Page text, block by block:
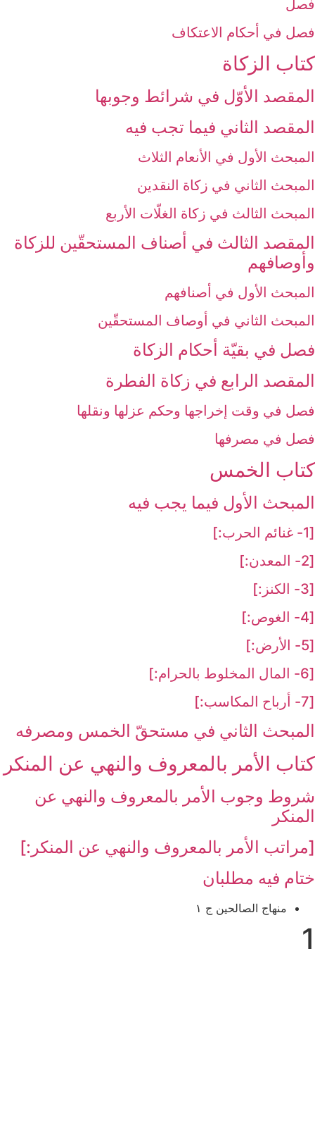
فصل
فصل في أحكام الاعتكاف
كتاب الزكاة
المقصد الأوّل ‏في شرائط وجوبها
المقصد الثاني فيما تجب فيه‏
المبحث الأول في الأنعام الثلاث
المبحث الثاني في زكاة النقدين‏
المبحث الثالث في زكاة الغلّات الأربع
المقصد الثالث في أصناف المستحقّين للزكاة
وأوصافهم‏
المبحث الأول في أصنافهم
المبحث الثاني في أوصاف المستحقّين
فصل في بقيّة أحكام الزكاة
المقصد الرابع في زكاة الفطرة
فصل في وقت إخراجها وحكم عزلها ونقلها
فصل في مصرفها
كتاب الخمس‏
المبحث الأول فيما يجب فيه‏
[1- غنائم الحرب:]
[2- المعدن:]
[3- الكنز:]
[4- الغوص:]
[5- الأرض:]
[6- المال المخلوط بالحرام:]
[7- أرباح المكاسب:]
المبحث الثاني في مستحقّ الخمس ومصرفه‏
كتاب الأمر بالمعروف والنهي عن المنكر
شروط وجوب الأمر بالمعروف والنهي عن
المنكر
[مراتب الأمر بالمعروف والنهي عن المنكر:]
ختام فيه مطلبان
منهاج الصالحين‏ ج ۱
1